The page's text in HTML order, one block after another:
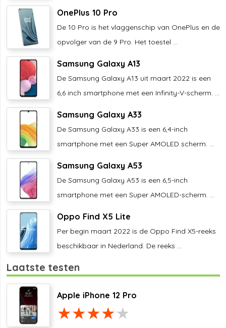
OnePlus 10 Pro
De 10 Pro is het vlaggenschip van OnePlus en de
opvolger van de 9 Pro. Het toestel ...
Samsung Galaxy A13
De Samsung Galaxy A13 uit maart 2022 is een
6,6 inch smartphone met een Infinity-V-scherm. ...
Samsung Galaxy A33
De Samsung Galaxy A33 is een 6,4-inch
smartphone met een Super AMOLED scherm. ...
Samsung Galaxy A53
De Samsung Galaxy A53 is een 6,5-inch
smartphone met een Super AMOLED-scherm. ...
Oppo Find X5 Lite
Per begin maart 2022 is de Oppo Find X5-reeks
beschikbaar in Nederland. De reeks ...
Laatste testen
Apple iPhone 12 Pro